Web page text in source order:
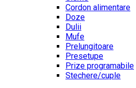
Cordon alimentare
Doze
Dulii
Mufe
Prelungitoare
Presetupe
Prize programabile
Stechere/cuple